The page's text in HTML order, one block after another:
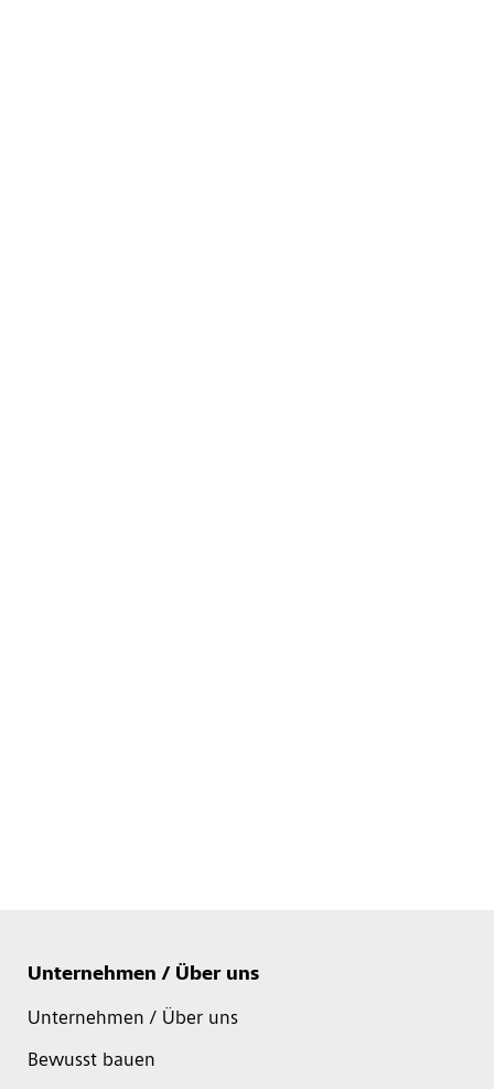
Unternehmen / Über uns
Unternehmen / Über uns
Bewusst bauen